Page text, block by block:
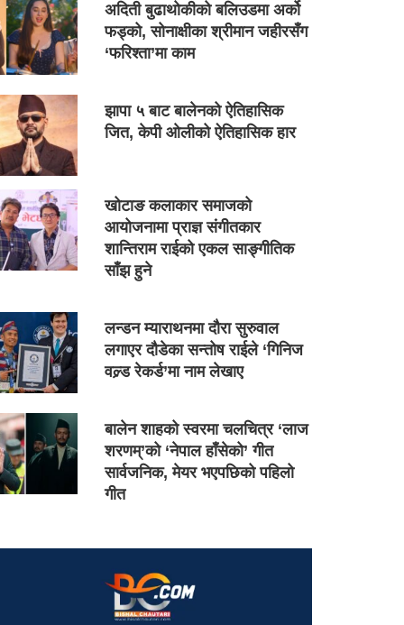
अदिती बुढाथोकीको बलिउडमा अर्को
फड्को, सोनाक्षीका श्रीमान जहीरसँग
‘फरिश्ता’मा काम
झापा ५ बाट बालेनको ऐतिहासिक
जित, केपी ओलीको ऐतिहासिक हार
खोटाङ कलाकार समाजको
आयोजनामा प्राज्ञ संगीतकार
शान्तिराम राईको एकल साङ्गीतिक
साँझ हुने
लन्डन म्याराथनमा दौरा सुरुवाल
लगाएर दौडेका सन्तोष राईले ‘गिनिज
वल्र्ड रेकर्ड’मा नाम लेखाए
बालेन शाहको स्वरमा चलचित्र ‘लाज
शरणम्’को ‘नेपाल हाँसेको’ गीत
सार्वजनिक, मेयर भएपछिको पहिलो
गीत